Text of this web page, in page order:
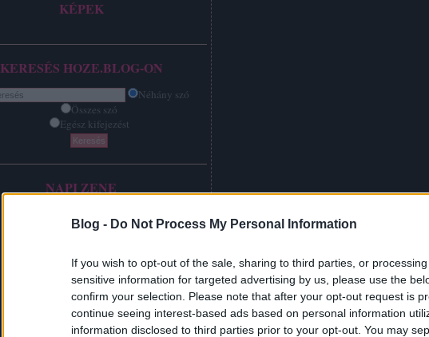
Blog - Do Not Process My Personal Information
If you wish to opt-out of the sale, sharing to third parties, or
sensitive information for targeted advertising by us, please use the
confirm your selection. Please note that after your opt-out request is
continue seeing interest-based ads based on personal information
information disclosed to third parties prior to your opt-out. You may
KÉPEK
KERESÉS HOZE.BLOG-ON
Néhány szó
Összes szó
Egész kifejezést
NAPI ZENE